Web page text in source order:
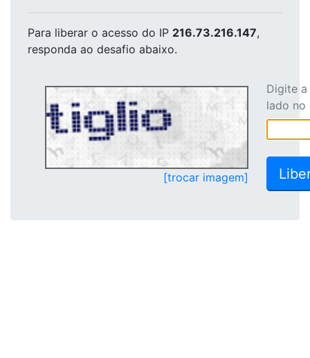
Para liberar o acesso do IP 216.73.216.147,
responda ao desafio abaixo.
[trocar imagem]
Digite
lado no